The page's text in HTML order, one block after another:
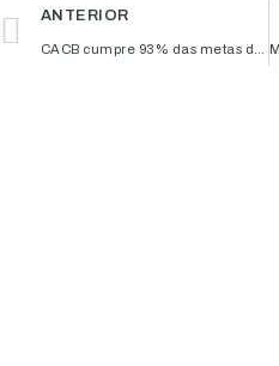
ANTERIOR